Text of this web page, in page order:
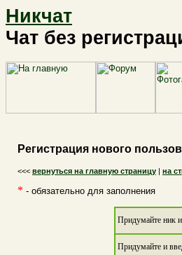
Никчат
Чат без
Регистрация нового
<<< вернуться на главную страницу | на
* - обязательно для заполнения
Придумайте ник
Придумайте и